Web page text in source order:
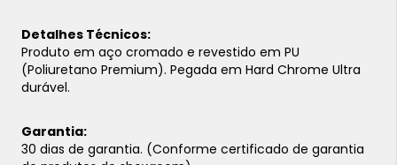
Detalhes Técnicos:
Produto em aço cromado e revestido em PU
(Poliuretano Premium). Pegada em Hard Chrome Ultra
durável.
Garantia:
30 dias de garantia. (Conforme certificado de garantia